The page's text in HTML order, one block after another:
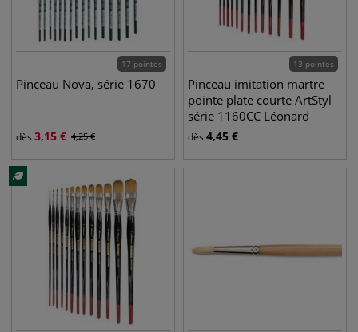
17 pointes
Pinceau Nova, série 1670
dès 3,15 € 4,25€
13 pointes
Pinceau imitation martre
pointe plate courte ArtStyl
série 1160CC Léonard
dès 4,45 €